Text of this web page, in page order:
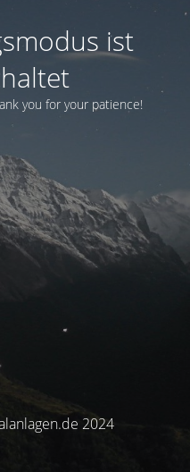
ist
you for your patience!
2024